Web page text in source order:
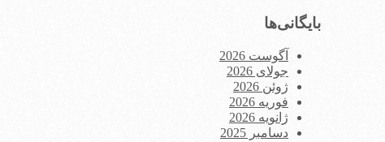
بایگانی‌ها
آگوست 2026
جولای 2026
ژوئن 2026
فوریه 2026
ژانویه 2026
دسامبر 2025